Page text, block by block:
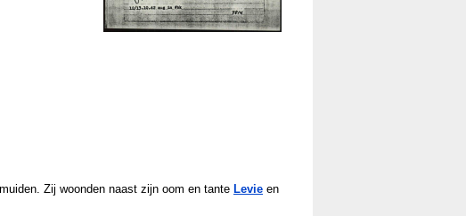
Zij woonden naast zijn oom en tante Levie en